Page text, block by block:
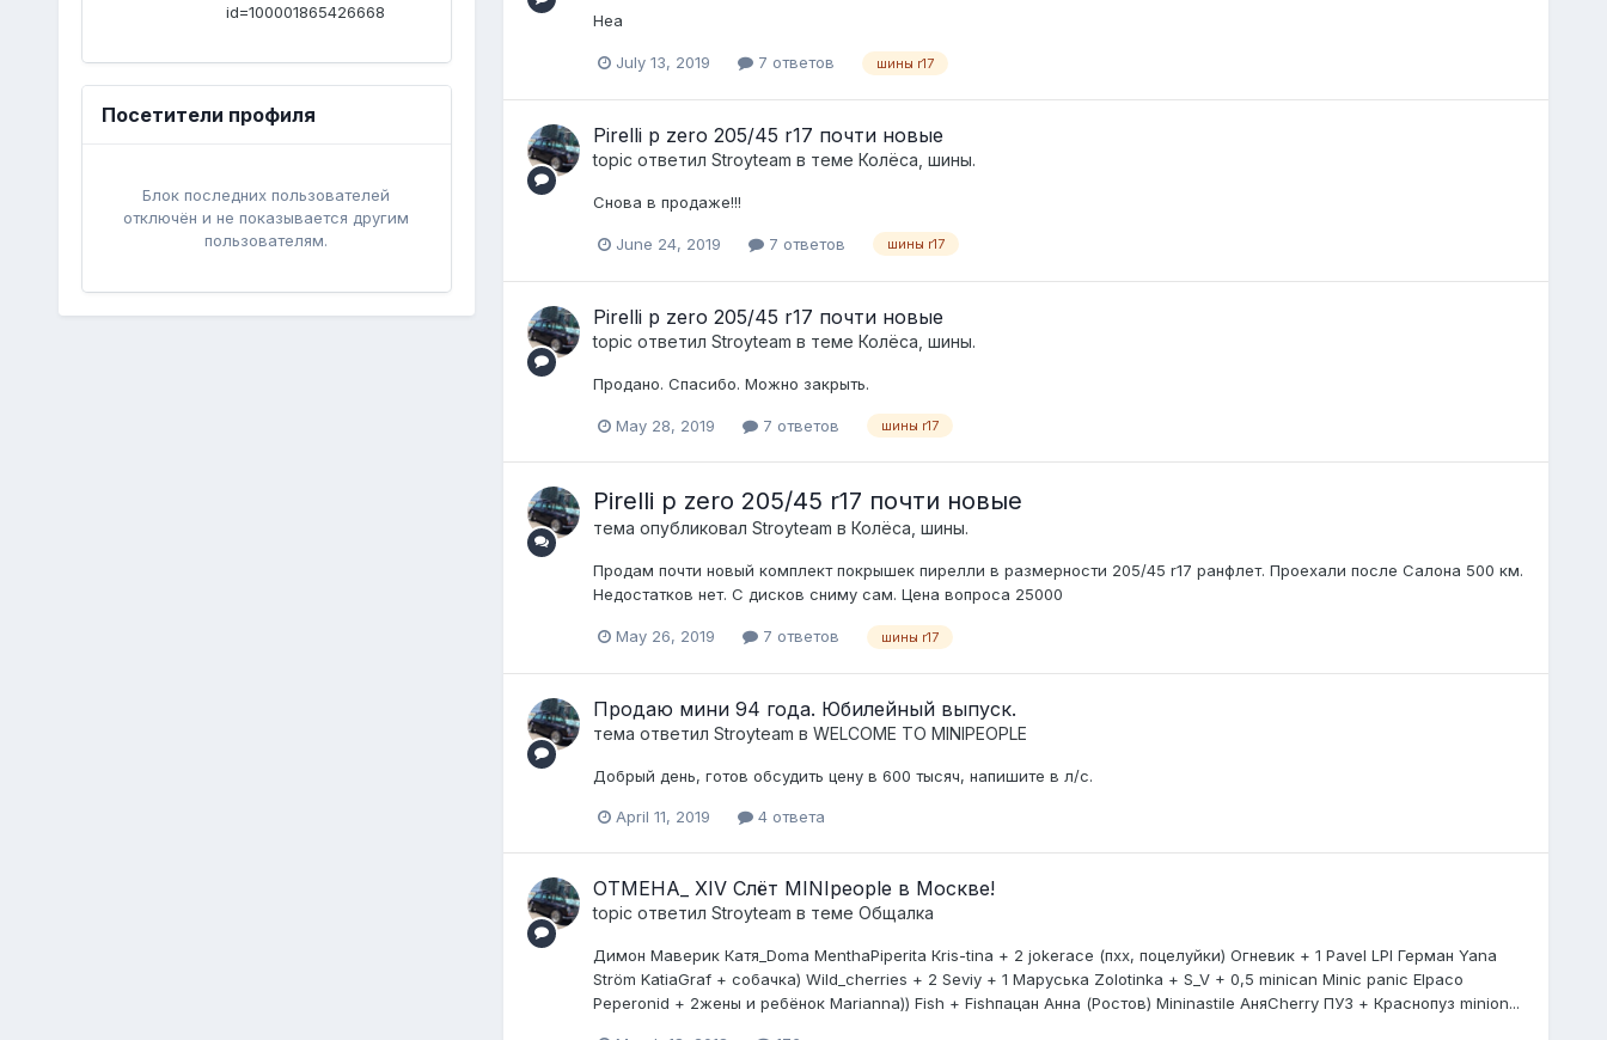
id=100001865426668
Посетители профиля
Блок последних пользователей
отключён и не показывается другим
пользователям.
Неа
July 13, 2019 7 ответов шины r17
Pirelli p zero 205/45 r17 почти новые
topic ответил Stroyteam в теме Колёса, шины.
Снова в продаже!!!
June 24, 2019 7 ответов шины r17
Pirelli p zero 205/45 r17 почти новые
topic ответил Stroyteam в теме Колёса, шины.
Продано. Спасибо. Можно закрыть.
May 28, 2019 7 ответов шины r17
Pirelli p zero 205/45 r17 почти новые
тема опубликовал Stroyteam в Колёса, шины.
Продам почти новый комплект покрышек пирелли в размерности 205/45 r17 ранфлет. Проехали после Салона 500 км.
Недостатков нет. С дисков сниму сам. Цена вопроса 25000
May 26, 2019 7 ответов шины r17
Продаю мини 94 года. Юбилейный выпуск.
тема ответил Stroyteam в WELCOME TO MINIPEOPLE
Добрый день, готов обсудить цену в 600 тысяч, напишите в л/с.
April 11, 2019 4 ответа
ОТМЕНА_ XIV Слёт MINIpeople в Москве!
topic ответил Stroyteam в теме Общалка
Димон Маверик Катя_Doma MenthaPiperita Кris-tina + 2 jokerace (пхх, поцелуйки) Огневик + 1 Pavel LPI Герман Yana
Ström KatiaGraf + собачка) Wild_cherries + 2 Seviy + 1 Маруська Zolotinka + S_V + 0,5 minican Minic panic Elpaco
Peperonid + 2жены и ребёнок Marianna)) Fish + Fishпацан Анна (Ростов) Mininastile АняCherry ПУЗ + Краснопуз minion...